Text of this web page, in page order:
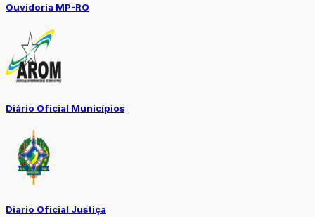
Ouvidoria MP-RO
Diário Oficial Municípios
Diario Oficial Justiça